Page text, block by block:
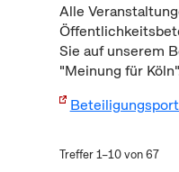
Alle
Sie auf unserem
"Meinung für
Treffer 1–10 von 67